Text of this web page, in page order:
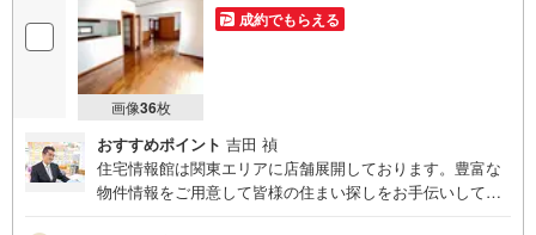
画像36枚
成約でもらえる
おすすめポイント 吉田 禎
住宅情報館は関東エリアに店舗展開しております。豊富な
物件情報をご用意して皆様の住まい探しをお手伝いしてお